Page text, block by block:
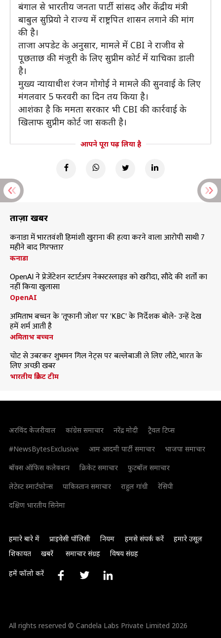
बंगाल से भारतीय जनता पार्टी सांसद और केंद्रीय मंत्री
बाबुल सुप्रियो ने राज्य में राष्ट्रपित शासन लगाने की मांग
की है।
ताजा अपडेट के अनुसार, मामले में CBI ने राजीव से
पूछताछ की मंजूरी के लिए सुप्रीम कोर्ट में याचिका डाली
है।
मुख्य न्यायाधीश रंजन गोगोई ने मामले की सुनवाई के लिए
मंगलवार 5 फरवरी का दिन तय किया है।
आशंका है कि ममता सरकार भी CBI की कार्रवाई के
खिलाफ सुप्रीम कोर्ट जा सकती है।
आपने पूरा पढ़ लिया है
ताज़ा खबरें
कनाडा में भारतवंशी हिमांशी खुराना की हत्या करने वाला आरोपी साथी 7
महीने बाद गिरफ्तार
कनाडा
OpenAI ने प्रेजेंटेशन स्टार्टअप नेक्स्टस्लाइड को खरीदा, सौदे की शर्तों का
नहीं किया खुलासा
OpenAI
अमिताभ बच्चन के 'तूफानी जोश' पर 'KBC' के निर्देशक बोले- उन्हें देख
हमें शर्म आती है
अमिताभ बच्चन
चोट से उबरकर शुभमन गिल नेट्स पर बल्लेबाजी ले लिए लौटे, भारत के
लिए अच्छी खबर
भारतीय क्रिकेट टीम
अरविंद केजरीवाल कांग्रेस समाचार नरेंद्र मोदी
ट्रैवल टिप्स
#NewsBytesExclusive
आम आदमी पार्टी समाचार
भाजपा समाचार
बॉक्स ऑफिस कलेक्शन
क्रिकेट समाचार
फुटबॉल समाचार
लेटेस्ट स्मार्टफोन्स
पाकिस्तान समाचार राहुल गांधी
रेसिपी
दक्षिण भारतीय सिनेमा
हमारे बारे में प्राइवेसी पॉलिसी नियम हमसे संपर्क करें
हमारे उसूल
शिकायत
खबरें समाचार संग्रह विषय संग्रह
हमें फॉलो करें
All rights reserved © Candela Labs Private Limited 2026